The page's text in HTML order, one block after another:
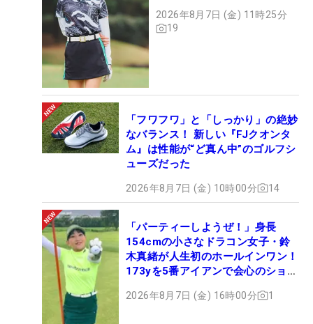
2026年8月7日 (金) 11時25分
19
「フワフワ」と「しっかり」の絶妙
なバランス！ 新しい『FJクオンタ
ム』は性能が“ど真ん中”のゴルフシ
ューズだった
2026年8月7日 (金) 10時00分 14
「パーティーしようぜ！」身長
154cmの小さなドラコン女子・鈴
木真緒が人生初のホールインワン！
173yを5番アイアンで会心のショッ
2026年8月7日 (金) 16時00分 1